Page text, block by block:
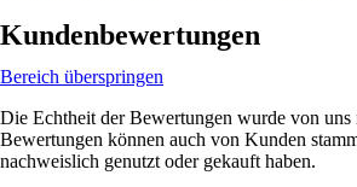
Kundenbewertungen
Bereich überspringen
Die Echtheit der Bewertungen wurde von uns
Bewertungen können auch von Kunden
nachweislich genutzt oder gekauft haben.